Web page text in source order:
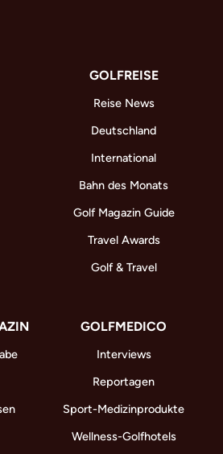
GOLFREISE
Reise News
Deutschland
International
Bahn des Monats
Golf Magazin Guide
Travel Awards
Golf & Travel
GOLFMEDICO
Interviews
Reportagen
Sport-Medizinprodukte
Wellness-Golfhotels